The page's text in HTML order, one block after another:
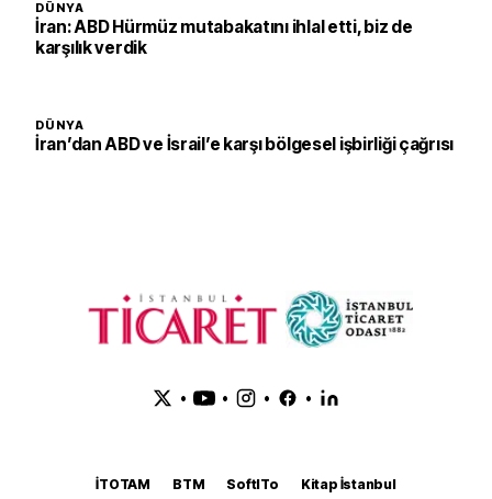
DÜNYA
İran: ABD Hürmüz mutabakatını ihlal etti, biz de
karşılık verdik
DÜNYA
İran’dan ABD ve İsrail’e karşı bölgesel işbirliği çağrısı
• • • •
İTOTAM BTM SoftITo
Kitap İstanbul